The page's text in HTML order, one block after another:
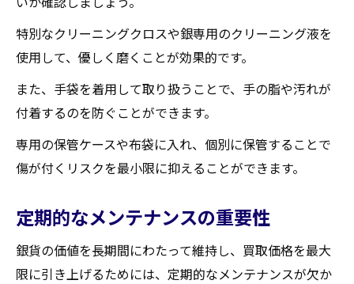
特別なクリーニングクロスや銀専用のクリーニング液を
使用して、優しく磨くことが効果的です。
また、手袋を着用して取り扱うことで、手の脂や汚れが
付着するのを防ぐことができます。
専用の保管ケースや布袋に入れ、個別に保管することで
傷が付くリスクを最小限に抑えることができます。
定期的なメンテナンスの重要性
銀貨の価値を長期間にわたって維持し、買取価格を最大
限に引き上げるためには、定期的なメンテナンスが欠か